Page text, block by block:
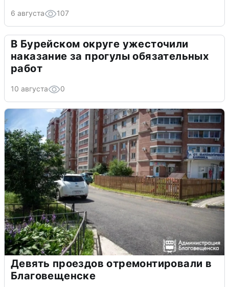
6 августа 107
В Бурейском округе ужесточили
наказание за прогулы обязательных
работ
10 августа 0
Девять проездов отремонтировали в
Благовещенске